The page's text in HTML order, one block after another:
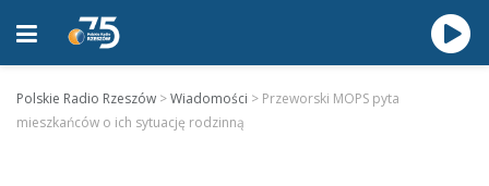
Polskie Radio Rzeszów >Wiadomości > Przeworski MOPS pyta
mieszkańców o ich sytuację rodzinną